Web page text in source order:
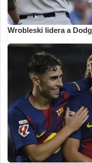
Wrobleski lidera a